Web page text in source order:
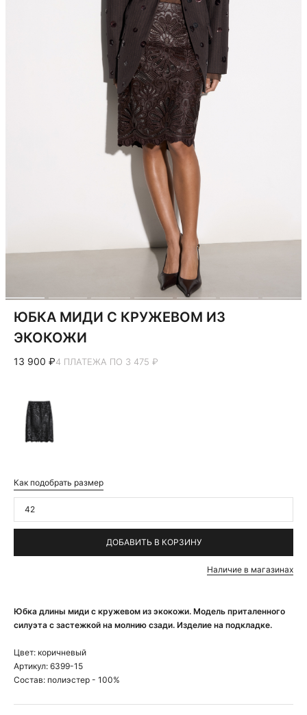
Юбка длины миди с кружевом из экокожи. Модель приталенного
силуэта с застежкой на молнию сзади. Изделие на подкладке.
Цвет: коричневый
Артикул: 6399-15
Состав: полиэстер - 100%
ЮБКА МИДИ С КРУЖЕВОМ ИЗ
ЭКОКОЖИ
13 900 ₽4 ПЛАТЕЖА ПО 3 475 ₽
Как подобрать размер
42
ДОБАВИТЬ В КОРЗИНУ
Наличие в магазинах